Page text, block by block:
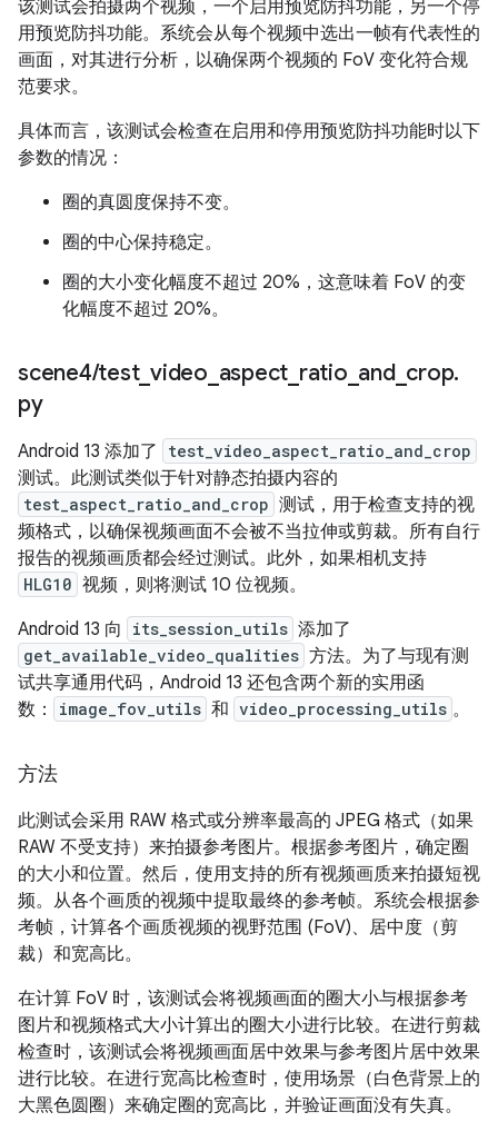
该测试会拍摄两个视频，一个启用预览防抖功能，另一个停
用预览防抖功能。系统会从每个视频中选出一帧有代表性的
画面，对其进行分析，以确保两个视频的 FoV 变化符合规
范要求。
具体而言，该测试会检查在启用和停用预览防抖功能时以下
参数的情况：
圈的真圆度保持不变。
圈的中心保持稳定。
圈的大小变化幅度不超过 20%，这意味着 FoV 的变
化幅度不超过 20%。
scene4/test_ video aspect ratio and_ crop.
py
Android 13 添加了 test_video_aspect_ratio_and_crop
测试。此测试类似于针对静态拍摄内容的
test_aspect_ratio_and_crop 测试，用于检查支持的视
频格式，以确保视频画面不会被不当拉伸或剪裁。所有自行
报告的视频画质都会经过测试。此外，如果相机支持
HLG10 视频，则将测试 10 位视频。
Android 13 向
its_session_utils 添加了
get_available_video_qualities 方法。为了与现有测
试共享通用代码，Android 13 还包含两个新的实用函
数：
image_fov_utils 和 video_processing_utils 。
方法
此测试会采用 RAW 格式或分辨率最高的 JPEG 格式（如果
RAW 不受支持）来拍摄参考图片。根据参考图片，确定圈
的大小和位置。然后，使用支持的所有视频画质来拍摄短视
频。从各个画质的视频中提取最终的参考帧。系统会根据参
考帧，计算各个画质视频的视野范围 (FoV)、居中度（剪
裁）和宽高比。
在计算 FoV 时，该测试会将视频画面的圈大小与根据参考
图片和视频格式大小计算出的圈大小进行比较。在进行剪裁
检查时，该测试会将视频画面居中效果与参考图片居中效果
进行比较。在进行宽高比检查时，使用场景（白色背景上的
大黑色圆圈）来确定圈的宽高比，并验证画面没有失真。